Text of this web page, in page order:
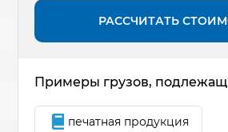
РАССЧИТАТЬ
Примеры грузов,
печатная продукция